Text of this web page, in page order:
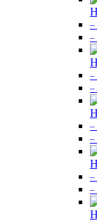
–
–
–
–
–
–
–
–